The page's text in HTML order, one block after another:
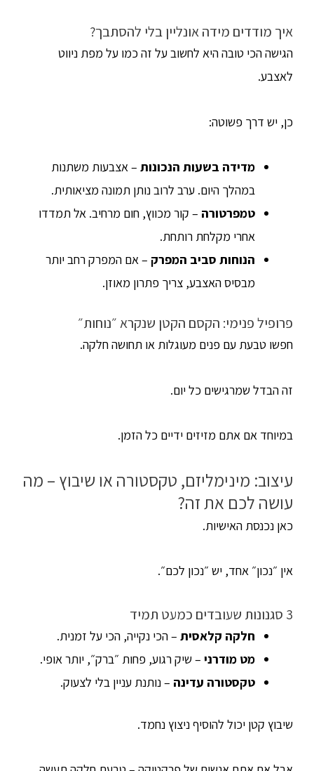
איך מודדים מידה אונליין בלי להסתבך?
הגישה הכי טובה היא לחשוב על זה כמו על מפת ניווט
לאצבע.
כן, יש דרך פשוטה:
מדידה בשעות הנכונות – אצבעות משתנות
במהלך היום. ערב לרוב נותן תמונה מציאותית.
טמפרטורה – קור מכווץ, חום מרחיב. אל תמדדו
אחרי מקלחת רותחת.
הנוחות סביב המפרק – אם המפרק רחב יותר
מבסיס האצבע, צריך פתרון מאוזן.
פרופיל פנימי: הקסם הקטן שנקרא ״נוחות״
חפשו טבעת עם פנים מעוגלות או תחושה חלקה.
זה הבדל שמרגישים כל יום.
במיוחד אם אתם מזיזים ידיים כל הזמן.
עיצוב: מינימליזם, טקסטורה או שיבוץ – מה
עושה לכם את זה?
כאן נכנסת האישיות.
אין ״נכון״ אחד, יש ״נכון לכם״.
3 סגנונות שעובדים כמעט תמיד
חלקה קלאסית – הכי נקייה, הכי על זמנית.
מט מודרני – שיק רגוע, פחות ״ברק״, יותר אופי.
טקסטורה עדינה – נותנת עניין בלי לצעוק.
שיבוץ קטן יכול להוסיף ניצוץ נחמד.